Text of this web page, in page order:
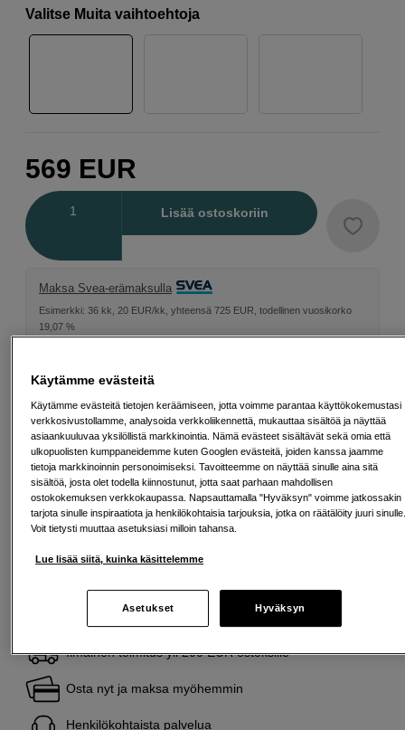
Valitse Muita vaihtoehtoja
569 EUR
Lisää ostoskoriin
Maksa Svea-erämaksulla
Esimerkki: 36 kk, 20 EUR/kk, yhteensä 725 EUR, todellinen vuosikorko
19,07 %
saada maksuhäiriömerkinnän. Se voi vaikeuttaa asunnon vuokraamista,
liittymien tekemistä ja uusien lainojen saamista. Apua saat kuntasi talous- ja
velkaneuvonnasta. Yhteystiedot löydät sivulta
kkv.fi (avautuu uuteen
välilehteen)
SP tykkää
Tämä on tuote, josta pidämme erityisen paljon.
Seuraa tätä symbolia löytääksesi lisää valikoituja
suosikkejamme.
Lue lisää
Ilmainen toimitus yli 200 EUR ostoksille
Osta nyt ja maksa myöhemmin
Henkilökohtaista palvelua
Käytämme evästeitä
Käytämme evästeitä tietojen keräämiseen, jotta voimme parantaa käyttökokemustasi
verkkosivustollamme, analysoida verkkoliikennettä, mukauttaa sisältöä ja näyttää
asiaankuuluvaa yksilöllistä markkinointia. Nämä evästeet sisältävät sekä omia että
ulkopuolisten kumppaneidemme kuten Googlen evästeitä, joiden kanssa jaamme
tietoja markkinoinnin personoimiseksi. Tavoitteemme on näyttää sinulle aina sitä
sisältöä, josta olet todella kiinnostunut, jotta saat parhaan mahdollisen
ostokokemuksen verkkokaupassa. Napsauttamalla "Hyväksyn" voimme jatkossakin
tarjota sinulle inspiraatiota ja henkilökohtaisia tarjouksia, jotka on räätälöity juuri
Voit tietysti muuttaa asetuksiasi milloin tahansa.
Lue lisää siitä, kuinka käsittelemme
Asetukset Hyväksyn